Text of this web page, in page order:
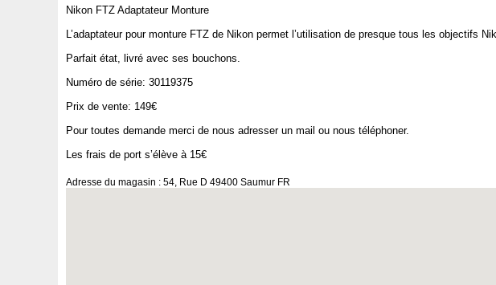
Nikon FTZ Adaptateur Monture
L’adaptateur pour monture FTZ de Nikon permet l’utilisation de presque tous les objectifs
Parfait état, livré avec ses bouchons.
Numéro de série: 30119375
Prix de vente: 149€
Pour toutes demande merci de nous adresser un mail ou nous téléphoner.
Les frais de port s’élève à 15€
Adresse du magasin : 54, Rue D 49400 Saumur FR